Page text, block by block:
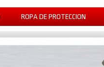
ROPA DE PROTECCION